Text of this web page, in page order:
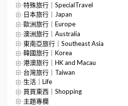
特殊旅行｜SpecialTravel
日本旅行｜Japan
歐洲旅行｜Europe
澳洲旅行｜Australia
東南亞旅行｜Southeast Asia
韓國旅行｜Korea
港澳旅行｜HK and Macau
台灣旅行｜Taiwan
生活｜Life
買買東西｜Shopping
主題專欄